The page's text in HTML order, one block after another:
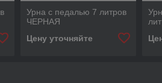
Урна с педалью 7 литров
ЧЕРНАЯ
Цену уточняйте